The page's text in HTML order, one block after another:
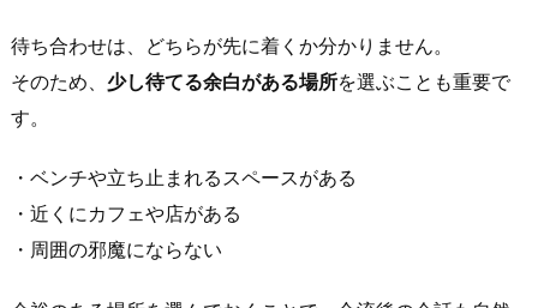
を
選
2.
適
度
待ち合わせは、どちらが先に着くか分かりません。
そのため、 少し待てる余白がある場所を選ぶことも重要で
す。
・ベンチや立ち止まれるスペースがある
・近くにカフェや店がある
・周囲の邪魔にならない